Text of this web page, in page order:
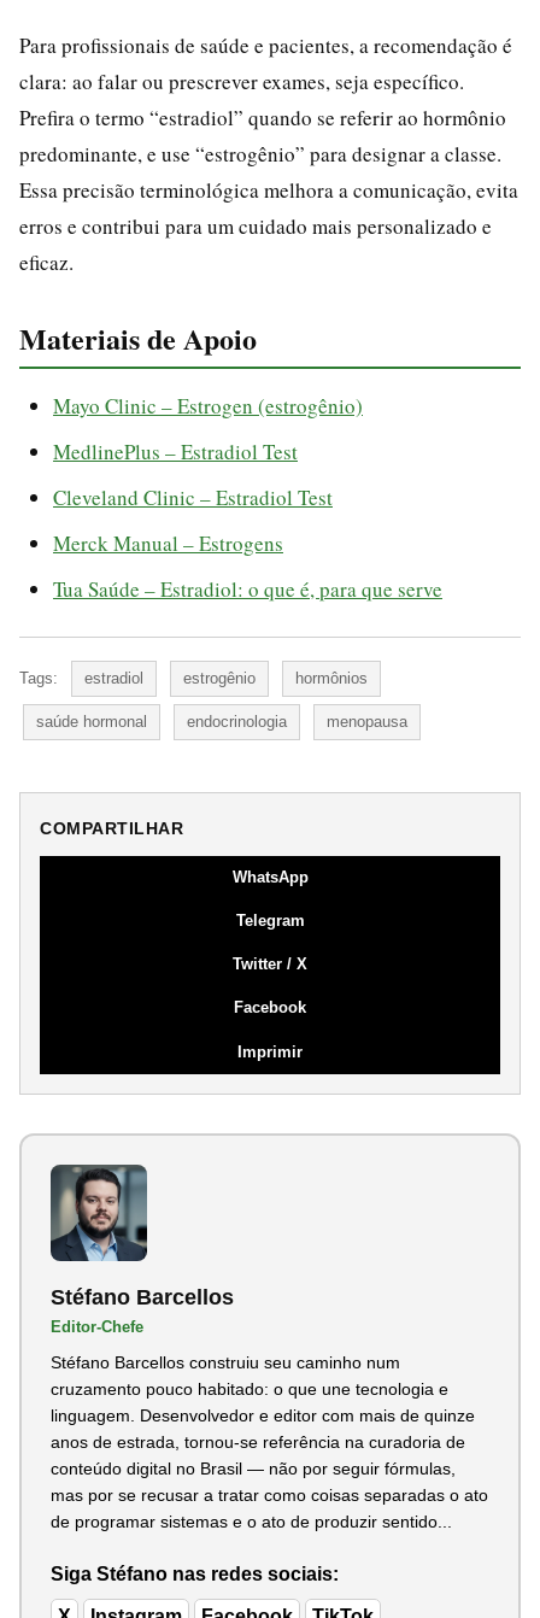
Para profissionais de saúde e pacientes, a recomendação é
clara: ao falar ou prescrever exames, seja específico.
Prefira o termo “estradiol” quando se referir ao hormônio
predominante, e use “estrogênio” para designar a classe.
Essa precisão terminológica melhora a comunicação, evita
erros e contribui para um cuidado mais personalizado e
eficaz.
Materiais de Apoio
Mayo Clinic – Estrogen (estrogênio)
MedlinePlus – Estradiol Test
Cleveland Clinic – Estradiol Test
Merck Manual – Estrogens
Tua Saúde – Estradiol: o que é, para que serve
Tags: estradiol estrogênio hormônios
saúde hormonal endocrinologia menopausa
COMPARTILHAR
WhatsApp
Telegram
Twitter / X
Facebook
Imprimir
Stéfano Barcellos
Editor-Chefe
Stéfano Barcellos construiu seu caminho num
cruzamento pouco habitado: o que une tecnologia e
linguagem. Desenvolvedor e editor com mais de quinze
anos de estrada, tornou-se referência na curadoria de
conteúdo digital no Brasil — não por seguir fórmulas,
mas por se recusar a tratar como coisas separadas o ato
de programar sistemas e o ato de produzir sentido...
Siga Stéfano nas redes sociais: